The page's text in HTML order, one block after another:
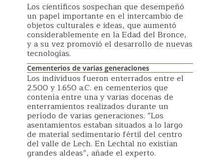
Los científicos sospechan que desempeñó
un papel importante en el intercambio de
objetos culturales e ideas, que aumentó
considerablemente en la Edad del Bronce,
y a su vez promovió el desarrollo de nuevas
tecnologías.
Cementerios de varias generaciones
Los individuos fueron enterrados entre el
2.500 y 1.650 a.C. en cementerios que
contenía entre una y varias docenas de
enterramientos realizados durante un
período de varias generaciones. “Los
asentamientos estaban situados a lo largo
de material sedimentario fértil del centro
del valle de Lech. En Lechtal no existían
grandes aldeas”, añade el experto.